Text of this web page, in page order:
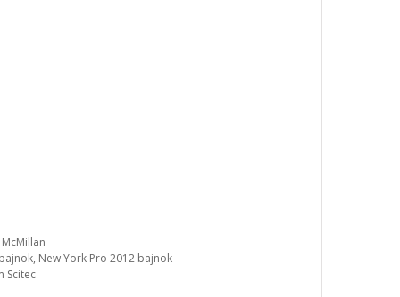
New York Pro 2012 bajnok
Scitec